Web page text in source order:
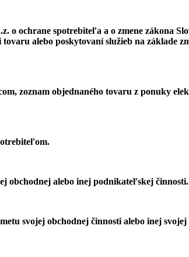
o ochrane spotrebiteľa a o zmene zákona
alebo poskytovaní služieb na základe
zoznam objednaného tovaru z ponuky
obchodnej alebo inej podnikateľskej činnosti.
svojej obchodnej činnosti alebo inej